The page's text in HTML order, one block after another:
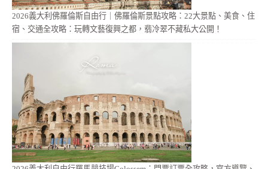
2026義大利佛羅倫斯自由行｜佛羅倫斯景點攻略：22大景點、美食、住
宿、交通全攻略：玩轉文藝復興之都，翡冷翠不藏私大公開！